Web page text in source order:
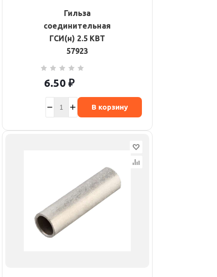
Гильза
соединительная
ГСИ(н) 2.5 КВТ
57923
6.50 ₽
В корзину